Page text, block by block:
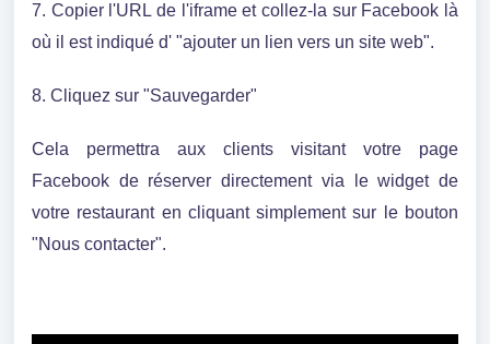
7. Copier l'URL de l'iframe et collez-la sur Facebook là
où il est indiqué d' "ajouter un lien vers un site web".
8. Cliquez sur "Sauvegarder"
Cela permettra aux clients visitant votre page
Facebook de réserver directement via le widget de
votre restaurant en cliquant simplement sur le bouton
"Nous contacter".